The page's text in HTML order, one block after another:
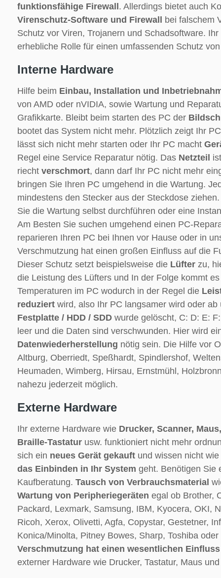
funktionsfähige Firewall. Allerdings bietet auch
Virenschutz-Software und Firewall bei falschem
Schutz vor Viren, Trojanern und Schadsoftware.
erhebliche Rolle für einen umfassenden Schutz
Interne Hardware
Hilfe beim Einbau, Installation und
von AMD oder nVIDIA, sowie Wartung und
Grafikkarte. Bleibt beim starten des PC der
bootet das System nicht mehr. Plötzlich zeigt Ihr
lässt sich nicht mehr starten oder Ihr PC macht
Regel eine Service Reparatur nötig. Das Netzteil
riecht verschmort, dann darf Ihr PC nicht mehr
bringen Sie Ihren PC umgehend in die Wartung.
mindestens den Stecker aus der Steckdose
Sie die Wartung selbst durchführen oder eine
Am Besten Sie suchen umgehend einen PC-
reparieren Ihren PC bei Ihnen vor Hause oder in
Verschmutzung hat einen großen Einfluss auf die
Dieser Schutz setzt beispielsweise die Lüfter zu,
die Leistung des Lüfters und In der Folge kommt
Temperaturen im PC wodurch in der Regel die
reduziert wird, also Ihr PC langsamer wird oder
Festplatte / HDD / SDD wurde gelöscht, C: D: E:
leer und die Daten sind verschwunden. Hier wird
Datenwiederherstellung nötig sein. Die Hilfe vor
Altburg, Oberriedt, Speßhardt, Spindlershof,
Heumaden, Wimberg, Hirsau, Ernstmühl,
nahezu jederzeit möglich.
Externe Hardware
Ihr externe Hardware wie Drucker, Scanner,
Braille-Tastatur usw. funktioniert nicht mehr
sich ein neues Gerät gekauft und wissen nicht
das Einbinden in Ihr System geht. Benötigen Sie
Kaufberatung. Tausch von Verbrauchsmaterial
Wartung von Peripheriegeräten egal ob Brother,
Packard, Lexmark, Samsung, IBM, Kyocera, OKI,
Ricoh, Xerox, Olivetti, Agfa, Copystar, Gestetner,
Konica/Minolta, Pitney Bowes, Sharp, Toshiba oder
Verschmutzung hat einen wesentlichen
externer Hardware wie Drucker, Tastatur, Maus